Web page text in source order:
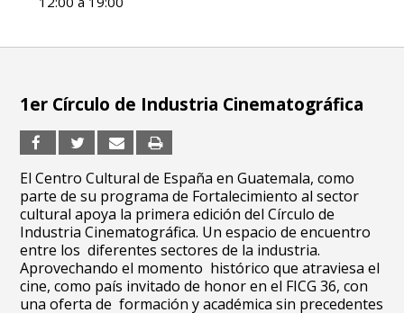
1er Círculo de Industria Cinematográfica
El Centro Cultural de España en Guatemala, como
parte de su programa de Fortalecimiento al sector
cultural apoya la primera edición del Círculo de
Industria Cinematográfica. Un espacio de encuentro
entre los diferentes sectores de la industria.
Aprovechando el momento histórico que atraviesa el
cine, como país invitado de honor en el FICG 36, con
una oferta de formación y académica sin precedentes